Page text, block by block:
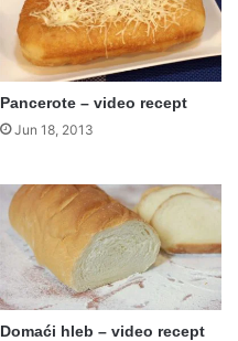
Pancerote – video recept
Jun 18, 2013
Domaći hleb – video recept